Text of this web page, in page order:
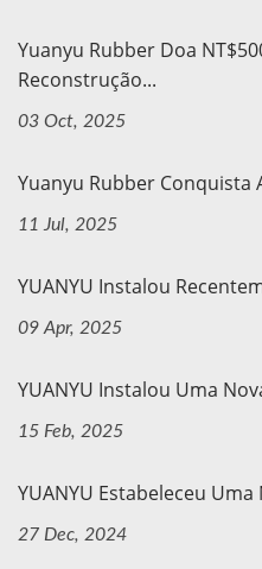
Yuanyu Rubber Doa
Reconstrução...
03 Oct, 2025
Yuanyu Rubber Conquista
11 Jul, 2025
YUANYU Instalou
09 Apr, 2025
YUANYU Instalou Uma
15 Feb, 2025
YUANYU Estabeleceu
27 Dec, 2024